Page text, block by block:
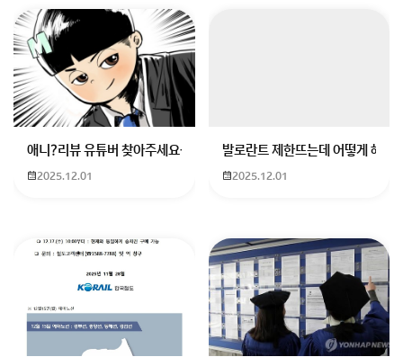
애니?리뷰 유튜버 찾아주세요ㅠㅠ 무슨 검정머리 남자 캐릭터에 더빙하
2025.12.01
발로란트 제한뜨는데 어떻게 해야
2025.12.01